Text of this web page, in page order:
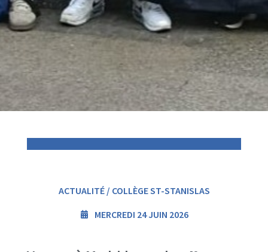
ACTUALITÉ / COLLÈGE ST-STANISLAS
MERCREDI 24 JUIN 2026